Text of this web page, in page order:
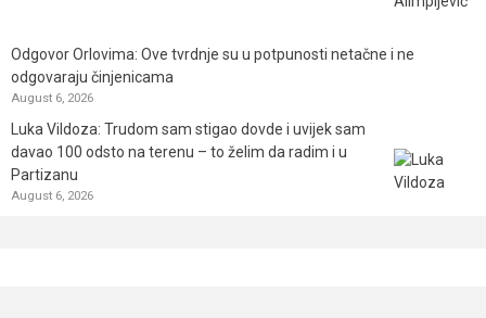
Odgovor Orlovima: ​Ove tvrdnje su u potpunosti netačne i ne
odgovaraju činjenicama
August 6, 2026
Luka Vildoza: Trudom sam stigao dovde i uvijek sam
davao 100 odsto na terenu – to želim da radim i u
Partizanu
August 6, 2026